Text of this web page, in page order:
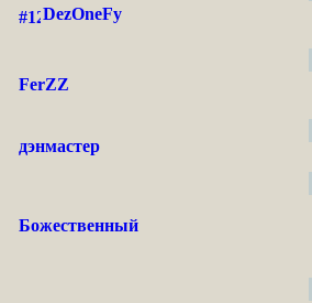
DezOneFy
FerZZ
дэнмастер
Божественный